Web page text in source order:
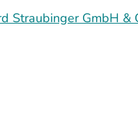
Straubinger GmbH &